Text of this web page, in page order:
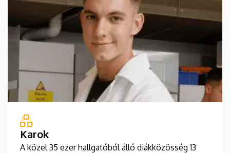
Karok
A közel 35 ezer hallgatóból álló diákközösség 13